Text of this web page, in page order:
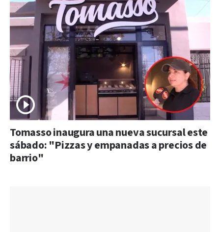
Tomasso inaugura una nueva sucursal este
sábado: "Pizzas y empanadas a precios de
barrio"